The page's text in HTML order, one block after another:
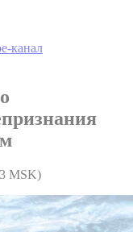
канал
MSK)